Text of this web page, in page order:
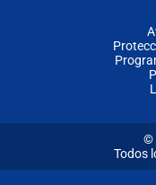
©
Todos